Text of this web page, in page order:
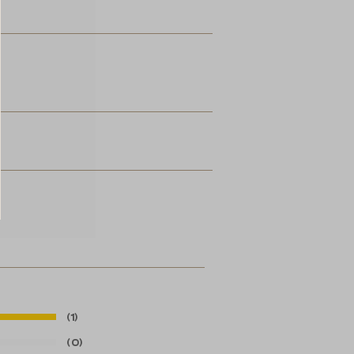
(1)
(0)